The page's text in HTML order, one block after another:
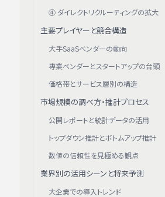
④ ダイレクトリクルーティングの拡大
主要プレイヤーと競合構造
大手SaaSベンダーの動向
専業ベンダーとスタートアップの台頭
価格帯とサービス層別の構造
市場規模の調べ方・推計プロセス
公開レポートと統計データの活用
トップダウン推計とボトムアップ推計
数値の信頼性を見極める観点
業界別の活用シーンと将来予測
大企業での導入トレンド